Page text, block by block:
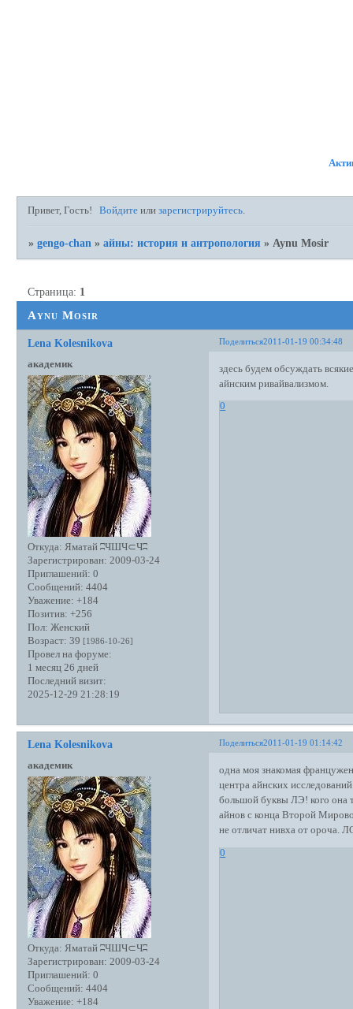
Привет, Гость! Войдите илизарегистрируйтесь.
»gengo-chan »айны: история и антропология » Aynu Mosir
Aynu Mosir
Страница: 1
Поделиться2011-01-19 00:34:48
Lena Kolesnikova
академик
Откуда: Яматай ʭЧШЧ⊂Чʭ
Зарегистрирован: 2009-03-24
Приглашений: 0
Сообщений: 4404
Уважение: +184
Позитив: +256
Пол: Женский
Возраст: 39 [1986-10-26]
Провел на форуме:
1 месяц 26 дней
Последний визит:
2025-12-29 21:28:19
здесь будем обсуждать
айнским ривайвализмом.
0
Поделиться2011-01-19 01:14:42
Lena Kolesnikova
академик
Откуда: Яматай ʭЧШЧ⊂Чʭ
Зарегистрирован: 2009-03-24
Приглашений: 0
Сообщений: 4404
Уважение: +184
одна моя знакомая
центра айнских
большой буквы ЛЭ! кого она
айнов с конца Второй
не отличат нивха от ороча.
0